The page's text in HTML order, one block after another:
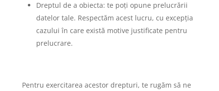
Dreptul de a obiecta: te poți opune prelucrării
datelor tale. Respectăm acest lucru, cu excepția
cazului în care există motive justificate pentru
prelucrare.
Pentru exercitarea acestor drepturi, te rugăm să ne